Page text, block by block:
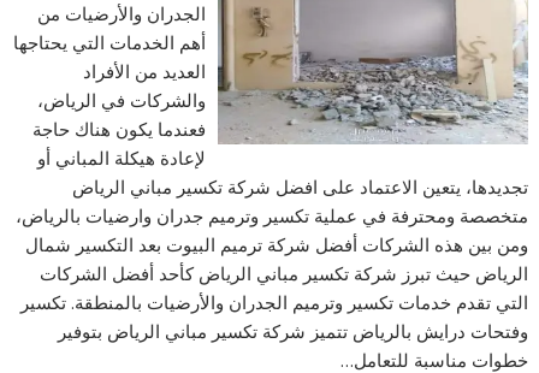
الجدران والأرضيات من
أهم الخدمات التي يحتاجها
العديد من الأفراد
والشركات في الرياض،
فعندما يكون هناك حاجة
لإعادة هيكلة المباني أو
تجديدها، يتعين الاعتماد على افضل شركة تكسير مباني الرياض
متخصصة ومحترفة في عملية تكسير وترميم جدران وارضيات بالرياض،
ومن بين هذه الشركات أفضل شركة ترميم البيوت بعد التكسير شمال
الرياض حيث تبرز شركة تكسير مباني الرياض كأحد أفضل الشركات
التي تقدم خدمات تكسير وترميم الجدران والأرضيات بالمنطقة. تكسير
وفتحات درايش بالرياض تتميز شركة تكسير مباني الرياض بتوفير
خطوات مناسبة للتعامل…